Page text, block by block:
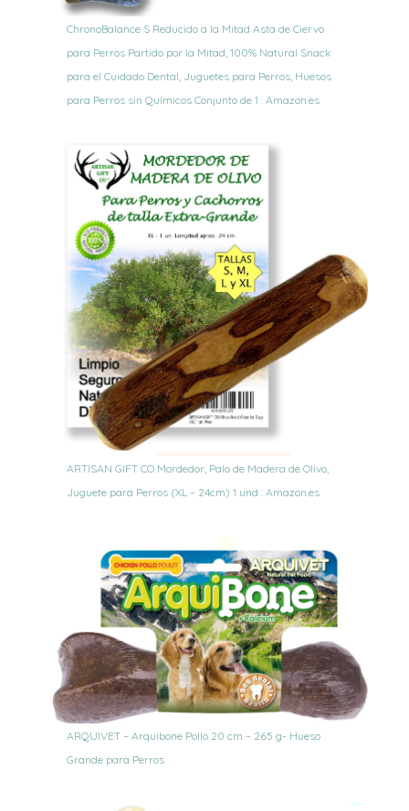
ChronoBalance S Reducido a la Mitad Asta de Ciervo
para Perros Partido por la Mitad, 100% Natural Snack
para el Cuidado Dental, Juguetes para Perros, Huesos
para Perros sin Químicos Conjunto de 1 : Amazon.es
ARTISAN GIFT CO Mordedor, Palo de Madera de Olivo,
Juguete para Perros (XL – 24cm) 1 und : Amazon.es
ARQUIVET – Arquibone Pollo 20 cm – 265 g- Hueso
Grande para Perros